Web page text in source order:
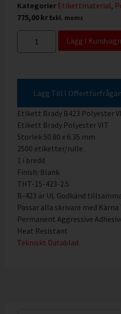
Kategorier Etikettmaterial,
775,00 kr Exkl. moms
Lägg I Kundvagn
Lägg Till I Offertförfrågan
Etikett Brady B423 Polyester
Etikett Brady Polyester VIT
Storlek 50.80 x 6.35 mm
2500 etiketter/rulle
1 i bredd
Finish: Blank
THT-15-423-2.5
B-423 är UL Godkänd
Passar alla skrivare med Kärna
Permanent Aggressive
Heat Resistant
Tekniskt Datablad